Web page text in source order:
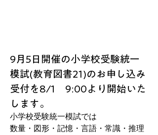
9月5日開催の小学校受験統一
模試(教育図書21)のお申し込み
受付を8/1　9:00より開始いた
します。
小学校受験統一模試では
数量・図形・記憶・言語・常識・推理